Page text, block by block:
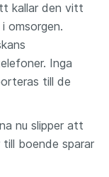
kallar den vitt
omsorgen.
Inga
till de
nu slipper att
boende sparar